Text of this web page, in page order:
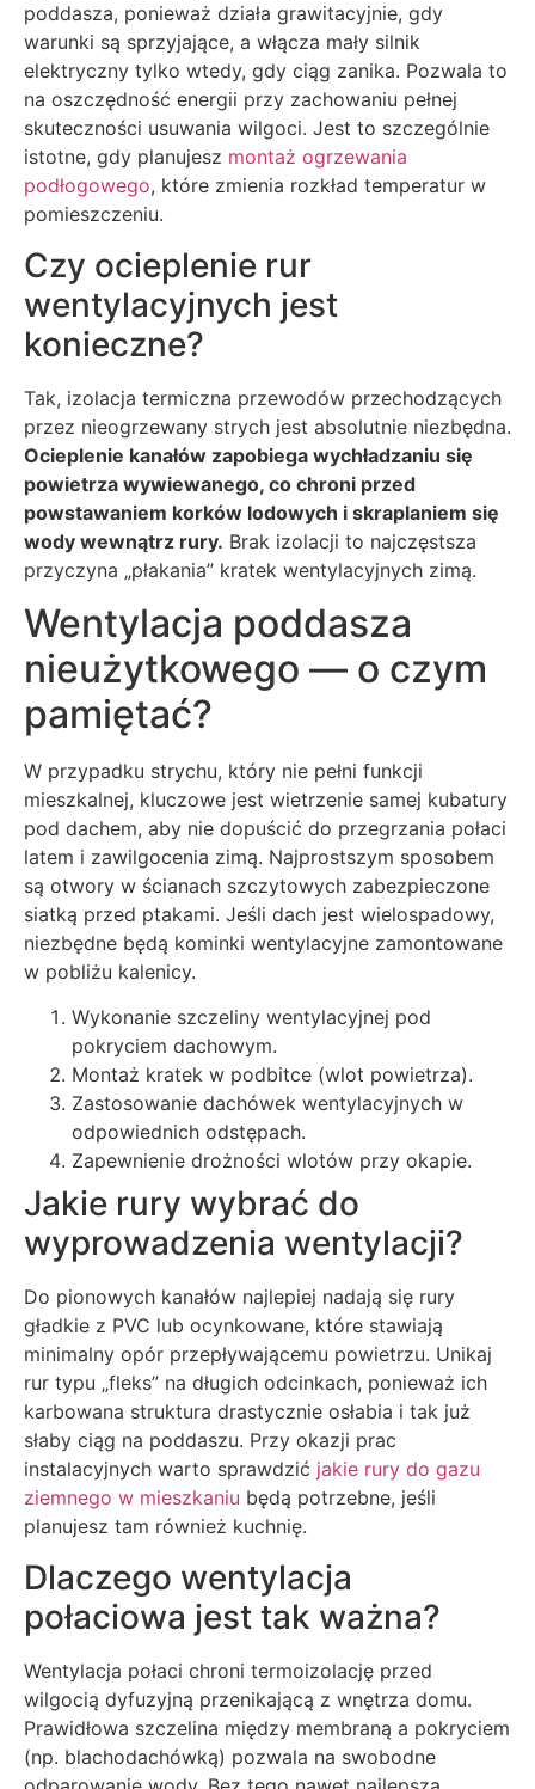
poddasza, ponieważ działa grawitacyjnie, gdy
warunki są sprzyjające, a włącza mały silnik
elektryczny tylko wtedy, gdy ciąg zanika. Pozwala to
na oszczędność energii przy zachowaniu pełnej
skuteczności usuwania wilgoci. Jest to szczególnie
istotne, gdy planujesz montaż ogrzewania
podłogowego, które zmienia rozkład temperatur w
pomieszczeniu.
Czy ocieplenie rur
wentylacyjnych jest
konieczne?
Tak, izolacja termiczna przewodów przechodzących
przez nieogrzewany strych jest absolutnie niezbędna.
Ocieplenie kanałów zapobiega wychładzaniu się
powietrza wywiewanego, co chroni przed
powstawaniem korków lodowych i skraplaniem się
wody wewnątrz rury. Brak izolacji to najczęstsza
przyczyna „płakania” kratek wentylacyjnych zimą.
Wentylacja poddasza
nieużytkowego — o czym
pamiętać?
W przypadku strychu, który nie pełni funkcji
mieszkalnej, kluczowe jest wietrzenie samej kubatury
pod dachem, aby nie dopuścić do przegrzania połaci
latem i zawilgocenia zimą. Najprostszym sposobem
są otwory w ścianach szczytowych zabezpieczone
siatką przed ptakami. Jeśli dach jest wielospadowy,
niezbędne będą kominki wentylacyjne zamontowane
w pobliżu kalenicy.
Wykonanie szczeliny wentylacyjnej pod
pokryciem dachowym.
Montaż kratek w podbitce (wlot powietrza).
Zastosowanie dachówek wentylacyjnych w
odpowiednich odstępach.
Zapewnienie drożności wlotów przy okapie.
Jakie rury wybrać do
wyprowadzenia wentylacji?
Do pionowych kanałów najlepiej nadają się rury
gładkie z PVC lub ocynkowane, które stawiają
minimalny opór przepływającemu powietrzu. Unikaj
rur typu „fleks” na długich odcinkach, ponieważ ich
karbowana struktura drastycznie osłabia i tak już
słaby ciąg na poddaszu. Przy okazji prac
instalacyjnych warto sprawdzić jakie rury do gazu
ziemnego w mieszkaniu będą potrzebne, jeśli
planujesz tam również kuchnię.
Dlaczego wentylacja
połaciowa jest tak ważna?
Wentylacja połaci chroni termoizolację przed
wilgocią dyfuzyjną przenikającą z wnętrza domu.
Prawidłowa szczelina między membraną a pokryciem
(np. blachodachówką) pozwala na swobodne